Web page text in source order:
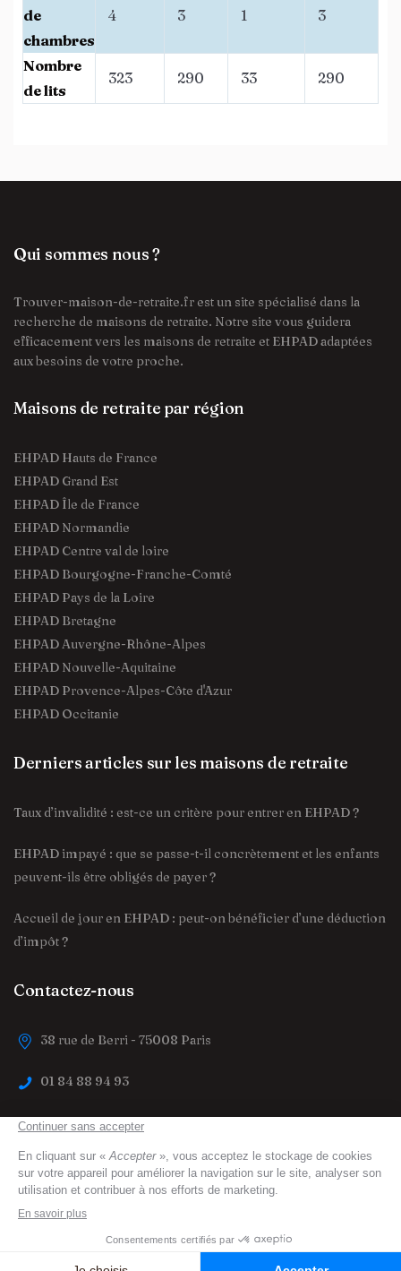
de
chambres
4 3 1 3
Nombre
de lits
323 290 33 290
Qui sommes nous ?
Trouver-maison-de-retraite.fr est un site spécialisé dans la
recherche de maisons de retraite. Notre site vous guidera
efficacement vers les maisons de retraite et EHPAD adaptées
aux besoins de votre proche.
Maisons de retraite par région
EHPAD Hauts de France
EHPAD Grand Est
EHPAD Île de France
EHPAD Normandie
EHPAD Centre val de loire
EHPAD Bourgogne-Franche-Comté
EHPAD Pays de la Loire
EHPAD Bretagne
EHPAD Auvergne-Rhône-Alpes
EHPAD Nouvelle-Aquitaine
EHPAD Provence-Alpes-Côte d'Azur
EHPAD Occitanie
Derniers articles sur les maisons de retraite
Taux d’invalidité : est-ce un critère pour entrer en EHPAD ?
EHPAD impayé : que se passe-t-il concrètement et les enfants
peuvent-ils être obligés de payer ?
Accueil de jour en EHPAD : peut-on bénéficier d’une déduction
d’impôt ?
Contactez-nous
38 rue de Berri - 75008 Paris
01 84 88 94 93
contact@trouver-maison-de-retraite.fr
trouver-maison-de-retraite.fr© 2023 All Right